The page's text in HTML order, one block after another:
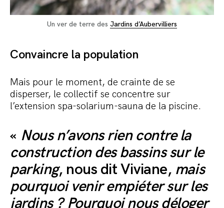
Un ver de terre des Jardins d’Aubervilliers
Convaincre la population
Mais pour le moment, de crainte de se
disperser, le collectif se concentre sur
l’extension spa-solarium-sauna de la piscine.
« Nous n’avons rien contre la
construction des bassins sur le
parking, nous dit Viviane, mais
pourquoi venir empiéter sur les
jardins ? Pourquoi nous déloger